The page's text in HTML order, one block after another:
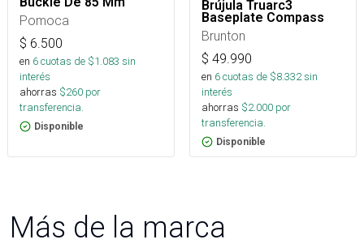
Pomoca
$ 6.500
en 6cuotas de $1.083 sin
interés
ahorras $260 por
transferencia.
Disponible
Brújula Truarc3
Baseplate Compass
Brunton
$ 49.990
en 6cuotas de $8.332sin
interés
ahorras $2.000 por
transferencia.
Disponible
Más de la marca